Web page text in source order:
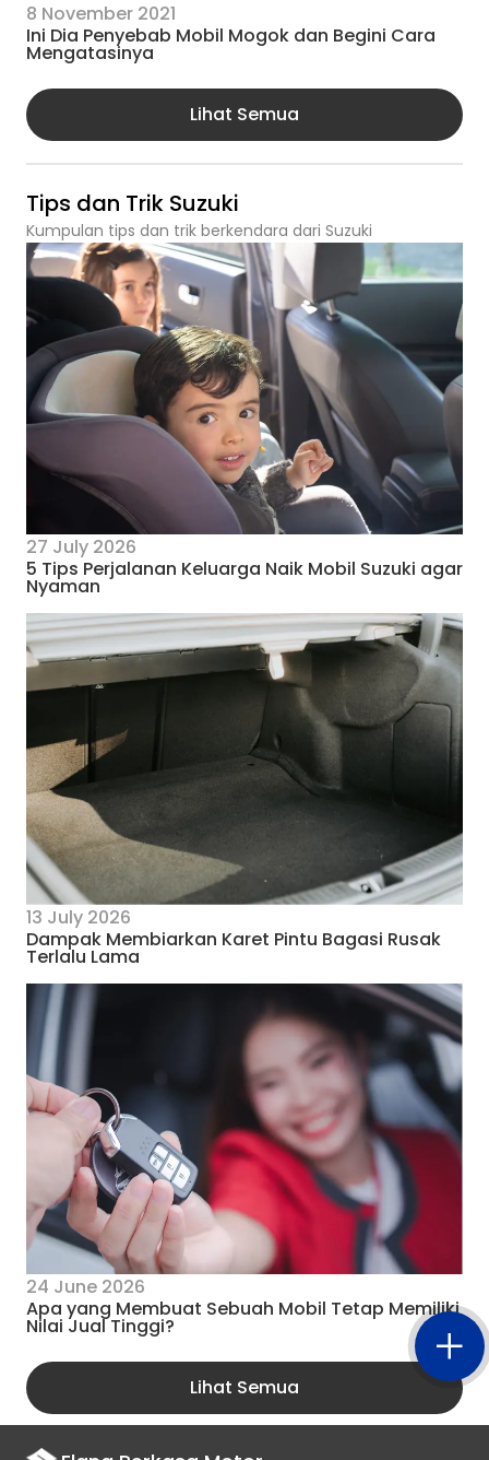
8 November 2021
Ini Dia Penyebab Mobil Mogok dan Begini Cara
Mengatasinya
Lihat Semua
Tips dan Trik Suzuki
Kumpulan tips dan trik berkendara dari Suzuki
27 July 2026
5 Tips Perjalanan Keluarga Naik Mobil Suzuki agar
Nyaman
13 July 2026
Dampak Membiarkan Karet Pintu Bagasi Rusak
Terlalu Lama
24 June 2026
Apa yang Membuat Sebuah Mobil Tetap Memiliki
Nilai Jual Tinggi?
Lihat Semua